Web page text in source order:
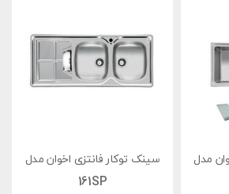
مدل
سینک توکار فانتزی اخوان مدل
161SP